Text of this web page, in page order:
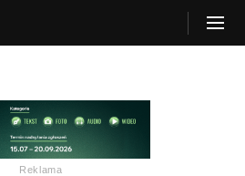
Reklama